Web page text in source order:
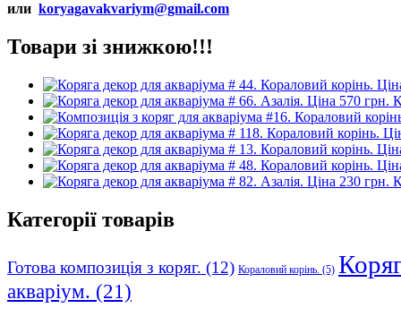
или koryagavakvariym@gmail.com
Товари зі знижкою!!!
Категорії товарів
Готова композиція з коряг. (12) Кораловий корінь. (5)
акваріум. (21)